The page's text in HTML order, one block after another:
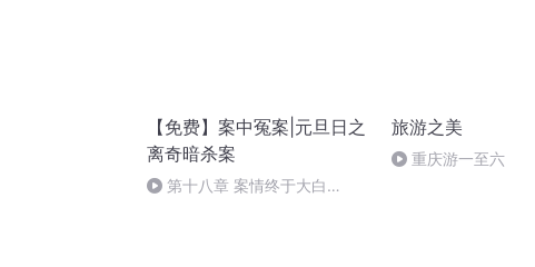
【免费】案中冤案|元旦日之
离奇暗杀案
第十八章 案情终于大白
旅游之美
重庆游一至六